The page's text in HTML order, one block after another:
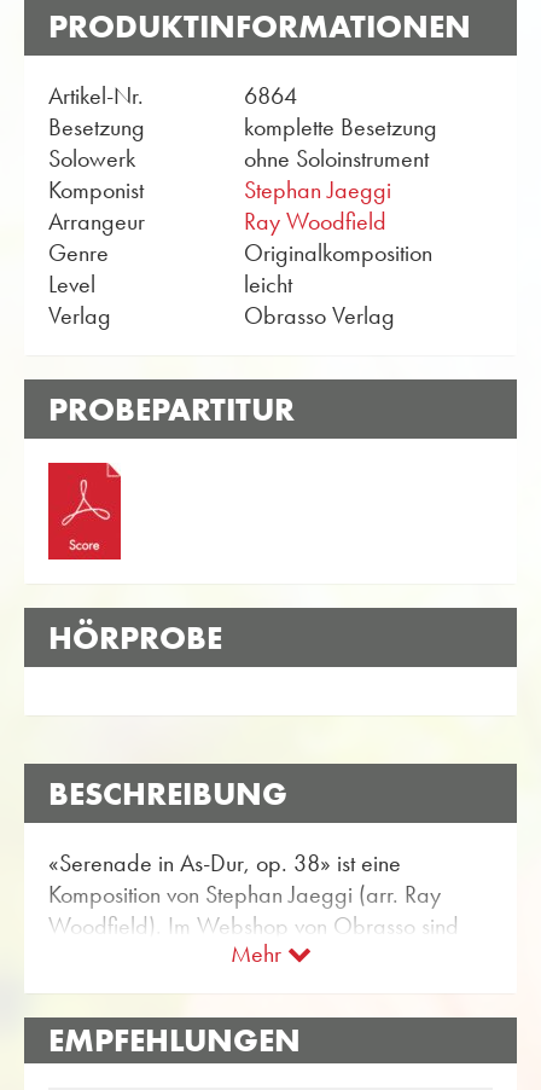
PRODUKTINFORMATIONEN
Artikel-Nr.
6864
Besetzung
komplette Besetzung
Solowerk
ohne Soloinstrument
Komponist
Stephan Jaeggi
Arrangeur
Ray Woodfield
Genre
Originalkomposition
Level
leicht
Verlag
Obrasso Verlag
PROBEPARTITUR
HÖRPROBE
BESCHREIBUNG
«Serenade in As-Dur, op. 38» ist eine
Komposition von Stephan Jaeggi (arr. Ray
Woodfield). Im Webshop von Obrasso sind
die Noten für Blasorchester mit der Artikel-Nr.
6864 erhältlich. Das Notenmaterial ist
eingestuft im Schwierigkeitsgrad B (leicht).
Mehr Originalkompositionen für Blasorchester
Mehr
EMPFEHLUNGEN